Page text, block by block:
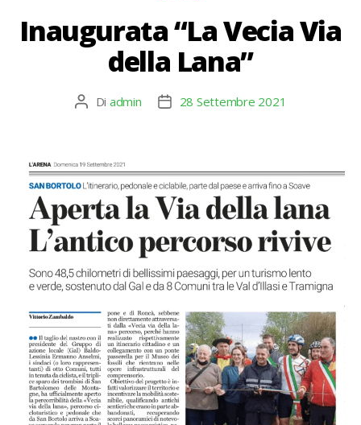
Inaugurata “La Vecia Via
della Lana”
Autore
Di admin
Data28 Settembre 2021